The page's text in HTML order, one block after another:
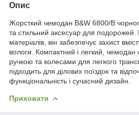
Опис
Жорсткий чемодан B&W 6800/B
та стильний аксесуар для подорожей.
матеріалів, він забезпечує захист
вологи. Компактний і легкий,
ручкою та колесами для легкого
підходить для ділових поїздок та
функціональність і сучасний дизайн.
Приховати